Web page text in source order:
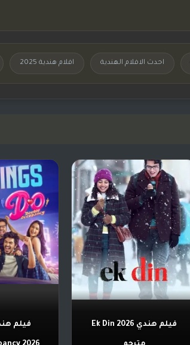
احدث الافلام الهندية افلام هندية 2025
فيلم هندي Ek Din 2026